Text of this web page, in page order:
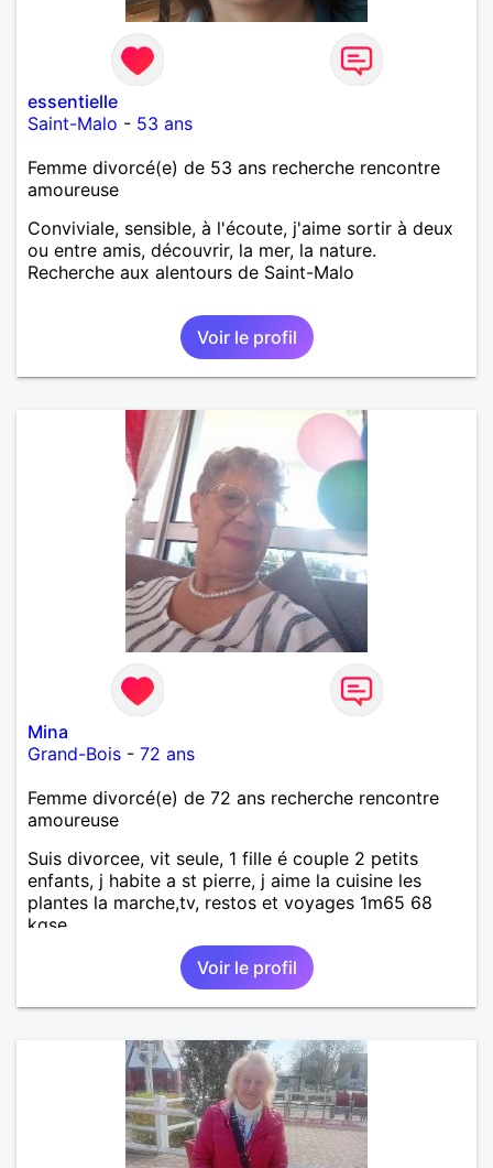
essentielle
Saint-Malo - 53 ans
Femme divorcé(e) de 53 ans recherche rencontre
amoureuse
Conviviale, sensible, à l'écoute, j'aime sortir à deux
ou entre amis, découvrir, la mer, la nature.
Recherche aux alentours de Saint-Malo
Voir le profil
Mina
Grand-Bois - 72 ans
Femme divorcé(e) de 72 ans recherche rencontre
amoureuse
Suis divorcee, vit seule, 1 fille é couple 2 petits
enfants, j habite a st pierre, j aime la cuisine les
plantes la marche,tv, restos et voyages 1m65 68
kgse
Voir le profil